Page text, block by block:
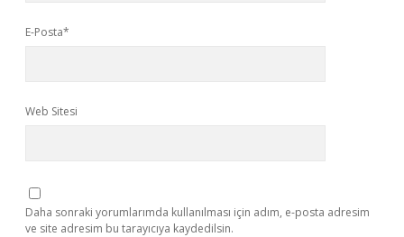
E-Posta*
Web Sitesi
Daha sonraki yorumlarımda kullanılması için adım, e-posta adresim
ve site adresim bu tarayıcıya kaydedilsin.